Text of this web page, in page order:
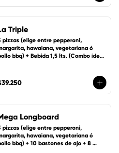
Triple
pizzas (elige entre pepperoni,
hawaiana, vegetariana ó
bbq) + Bebida 1,5 lts. (Combo ideal
Longboard
pizzas (elige entre pepperoni,
hawaiana, vegetariana ó
bbq) + 10 bastones de ajo + 8